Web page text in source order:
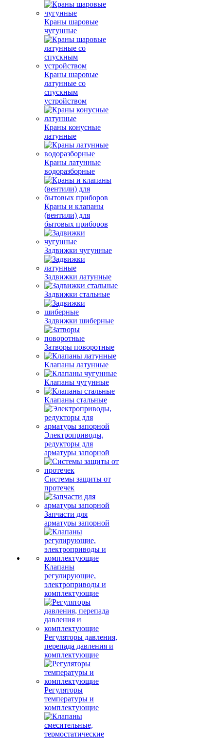
Краны шаровые
чугунные
Краны шаровые
латунные со
спускным
устройством
Краны конусные
латунные
Краны латунные
водоразборные
Краны и клапаны
(вентили) для
бытовых приборов
Задвижки чугунные
Задвижки латунные
Задвижки стальные
Задвижки шиберные
Затворы поворотные
Клапаны латунные
Клапаны чугунные
Клапаны стальные
Электроприводы,
редукторы для
арматуры запорной
Системы защиты от
протечек
Запчасти для
арматуры запорной
Клапаны
регулирующие,
электроприводы и
комплектующие
Регуляторы давления,
перепада давления и
комплектующие
Регуляторы
температуры и
комплектующие